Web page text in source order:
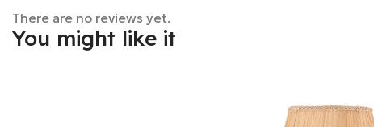
There are no reviews yet.
You might like it